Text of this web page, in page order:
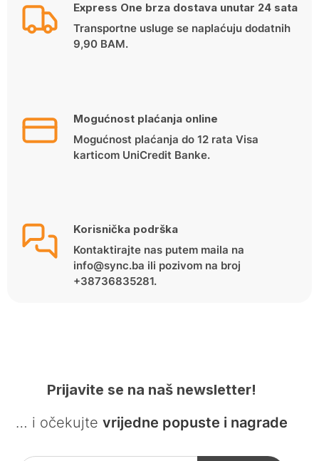
Express One brza dostava unutar 24 sata
Transportne usluge se naplaćuju dodatnih
9,90 BAM.
Mogućnost plaćanja online
Mogućnost plaćanja do 12 rata Visa
karticom UniCredit Banke.
Korisnička podrška
Kontaktirajte nas putem maila na
info@sync.ba ili pozivom na broj
+38736835281.
Prijavite se na naš newsletter!
… i očekujte vrijedne popuste i nagrade